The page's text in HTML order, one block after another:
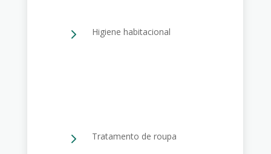
5 Higiene habitacional
5 Tratamento de roupa